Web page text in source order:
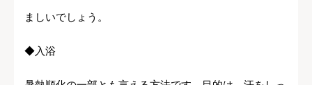
ましいでしょう。
◆入浴